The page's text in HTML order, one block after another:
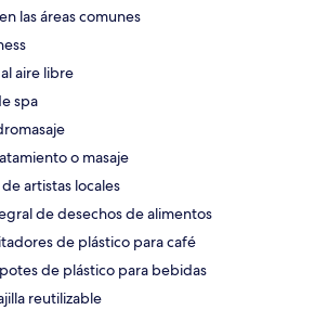
las áreas comunes
aire libre
spa
o masaje
artistas locales
de desechos de alimentos
de plástico para café
de plástico para bebidas
reutilizable